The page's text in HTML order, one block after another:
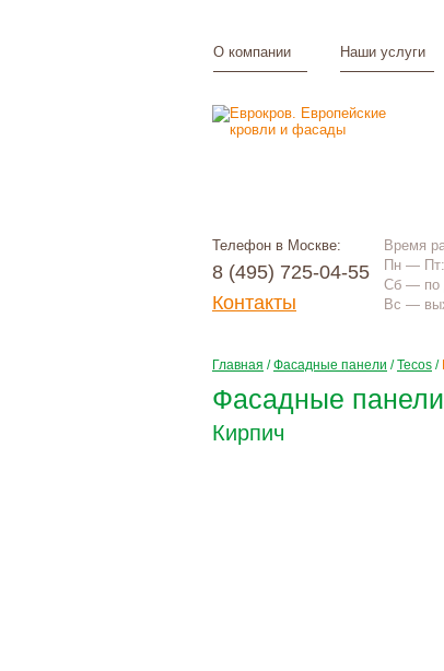
О компании Наши услуги
Телефон в Москве:
8 (495) 725-04-55
Контакты
Время
Пн — Пт:
Сб — по
Вс —
Главная /Фасадные панели /Tecos /
Фасадные
Кирпич